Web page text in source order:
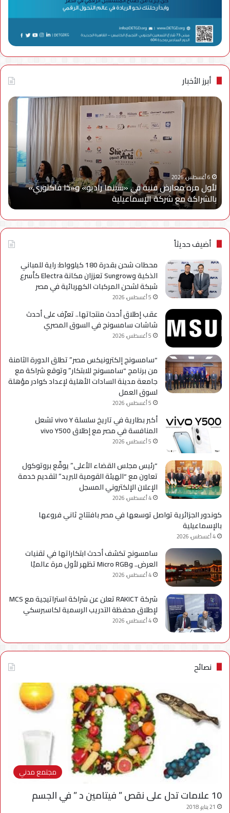
أبرز الأخبار
لأول
معارض
فنية
في
«سينما
راديو»
و«ذا
فاكتوري»
بالشراكة
مع
شركة
الإسماعيلية
6 أغسطس، 2026
لأول مرة معارض فنية في «سينما راديو» و«ذا فاكتوري»
بالشراكة مع شركة الإسماعيلية
مع
Cy
في
A
أضيف حديثاً
محطات شحن بقدرة 180 كيلوواط: راية للمباني
الذكية وSungrow تعززان مكانة Electra كأسرع
شبكة لشحن المركبات الكهربائية في مصر
5 أغسطس، 2026
عقب إطلاق أحدث منتجاتها.. تعرّف على أحدث
شاشات سامسونج في السوق المصري
5 أغسطس، 2026
“سامسونج إلكترونيكس مصر” تطلق الدورة الثامنة
من برنامج “سامسونج للابتكار” وتوقع شراكة مع
جامعة مدينة السادات الأهلية لإعداد كوادر مؤهلة
لسوق العمل
5 أغسطس، 2026
أكبر بطارية في تاريخ سلسلة vivo Y تشعل
المنافسة في مصر مع إطلاق vivo Y500
5 أغسطس، 2026
“رئيس مجلس القضاء الأعلى” يوقّع بروتوكول
تعاون مع “الهيئة القومية للبريد” لتقديم خدمة
الإعلان الإلكتروني المسجل
4 أغسطس، 2026
كوندور الجزائرية تواصل توسعها في مصر بافتتاح ثاني فروعها
بالإسماعيلية
4 أغسطس، 2026
سامسونج تكشف أحدث ابتكاراتها في تقنيات
العرض.. وMicro RGB تظهر لأول مرة عالميًا
4 أغسطس، 2026
شركة RAKICT تعلن عن شراكة استراتيجية مع MCS
لإطلاق محفظة التدريب الرسمية لكاسبرسكي
4 أغسطس، 2026
نصائح
مجتمع مدني
10 علامات تدل على نقص ” فيتامين د ” في الجسم
21 يناير، 2018